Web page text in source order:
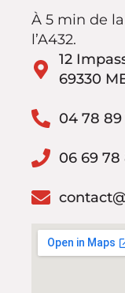
À 5 min de
l’A432.
12
69330
04 78 89
06 69